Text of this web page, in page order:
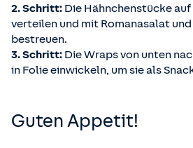
2. Schritt: Die Hähnchenstücke
verteilen und mit Romanasalat
bestreuen.
3. Schritt: Die Wraps von unten
in Folie einwickeln, um sie als
Guten Appetit!